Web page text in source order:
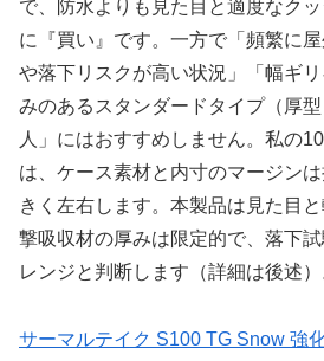
で、防水よりも見た目と適度なクッ
に『買い』です。一方で「頻繁に
や落下リスクが高い状況」「幅ギ
みのあるスタンダードタイプ（厚
人」にはおすすめしません。私の
は、ケース素材と内寸のマージン
きく左右します。本製品は見た目
撃吸収材の厚みは限定的で、落下
レンジと判断します（詳細は後述）
サーマルテイク S100 TG Snow 強